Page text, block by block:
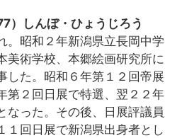
）しんぼ・ひょうじろう
。昭和２年新潟県立長岡中学
美術学校、本郷絵画研究所に
した。昭和６年第１２回帝展
第２回日展で特選、翌２２年
なった。その後、日展評議員
１回日展で新潟県出身者とし